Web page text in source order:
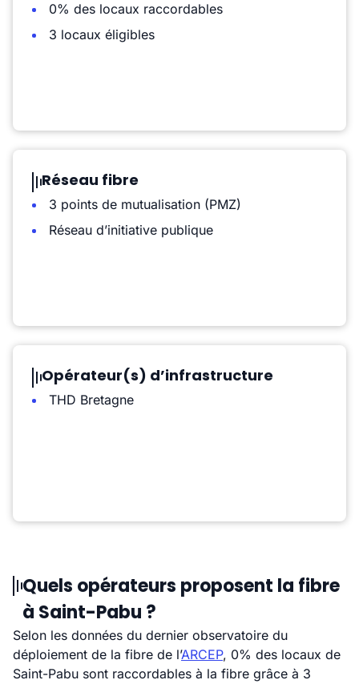
0% des locaux raccordables
3 locaux éligibles
Réseau fibre
3 points de mutualisation (PMZ)
Réseau d’initiative publique
Opérateur(s) d’infrastructure
THD Bretagne
Quels opérateurs proposent la fibre
à Saint-Pabu ?
Selon les données du dernier observatoire du
déploiement de la fibre de l’ARCEP, 0% des locaux de
Saint-Pabu sont raccordables à la fibre grâce à 3